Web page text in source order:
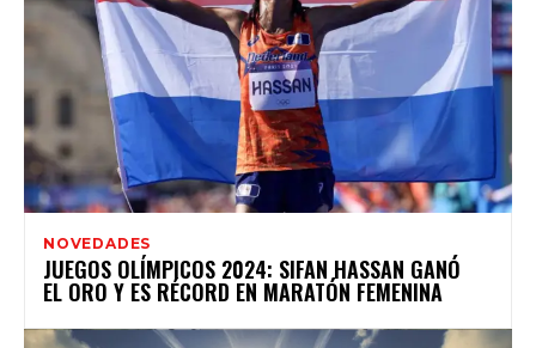
NOVEDADES
JUEGOS OLÍMPICOS 2024: SIFAN HASSAN GANÓ
EL ORO Y ES RÉCORD EN MARATÓN FEMENINA